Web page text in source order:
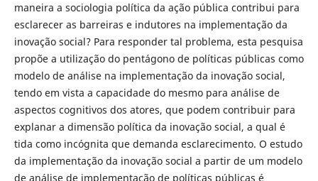
maneira a sociologia política da ação pública contribui para
esclarecer as barreiras e indutores na implementação da
inovação social? Para responder tal problema, esta pesquisa
propõe a utilização do pentágono de políticas públicas como
modelo de análise na implementação da inovação social,
tendo em vista a capacidade do mesmo para análise de
aspectos cognitivos dos atores, que podem contribuir para
explanar a dimensão política da inovação social, a qual é
tida como incógnita que demanda esclarecimento. O estudo
da implementação da inovação social a partir de um modelo
de análise de implementação de políticas públicas é